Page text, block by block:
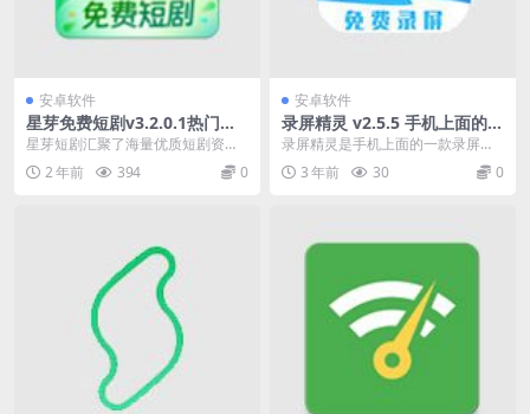
安卓软件
星芽免费短剧v3.2.0.1热门短
剧视频软件
星芽短剧汇聚了海量优质短剧资
源，无论你是喜欢都市情感、总裁
家门，还是偏爱娱乐八卦...
2 年前 394 0
安卓软件
录屏精灵 v2.5.5 手机上面的一
款录屏工具解锁会员版
录屏精灵是手机上面的一款录屏工
具，可以实现多种清晰度录制，软
件使用方便，录制好的...
3 年前 30 0